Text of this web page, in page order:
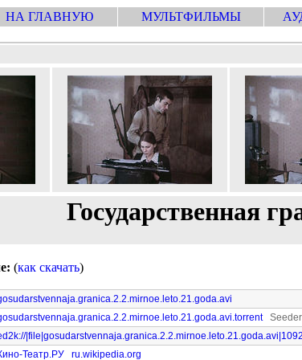
НА ГЛАВНУЮ МУЛЬТФИЛЬМЫ
Государственная
(как скачать)
Театр.РУ ru.wikipedia.org